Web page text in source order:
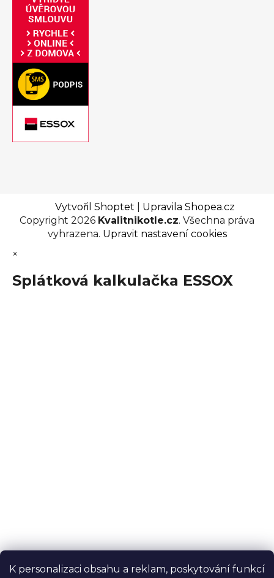
K personalizaci obsahu a reklam, poskytování funkcí
Vytvořil Shoptet
Upravila Shopea.cz
Copyright 2026 Kvalitnikotle.cz. Všechna práva
vyhrazena. Upravit nastavení cookies
×
Splátková kalkulačka ESSOX